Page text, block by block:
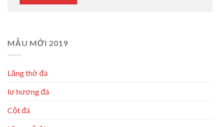
MẪU MỚI 2019
Lăng thờ đá
lư hương đá
Cột đá